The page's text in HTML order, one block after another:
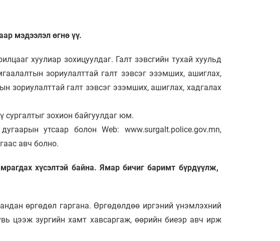
мэдээлэл өгнө үү.
хуулиар зохицуулдаг. Галт зэвсгийн тухай хуульд
зориулалттай галт зэвсэг эзэмших, ашиглах,
зориулалттай галт зэвсэг эзэмших, ашиглах, хадгалах
сургалтыг зохион байгуулдаг юм.
утсаар болон Web: www.surgalt.police.gov.mn,
авч болно.
хүсэлтэй байна. Ямар бичиг баримт бүрдүүлж,
өргөдөл гаргана. Өргөдөлдөө иргэний үнэмлэхний
цээж зургийн хамт хавсаргаж, өөрийн биеэр авч ирж